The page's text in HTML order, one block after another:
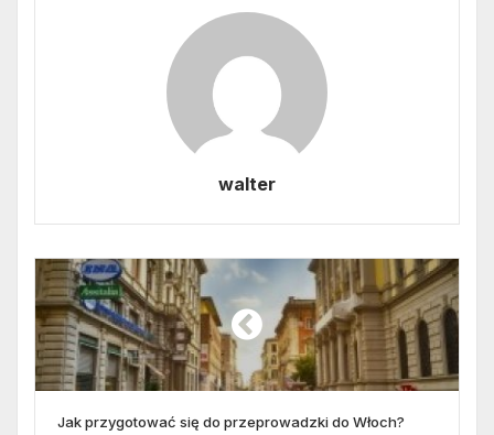
walter
Jak przygotować się do przeprowadzki do Włoch?